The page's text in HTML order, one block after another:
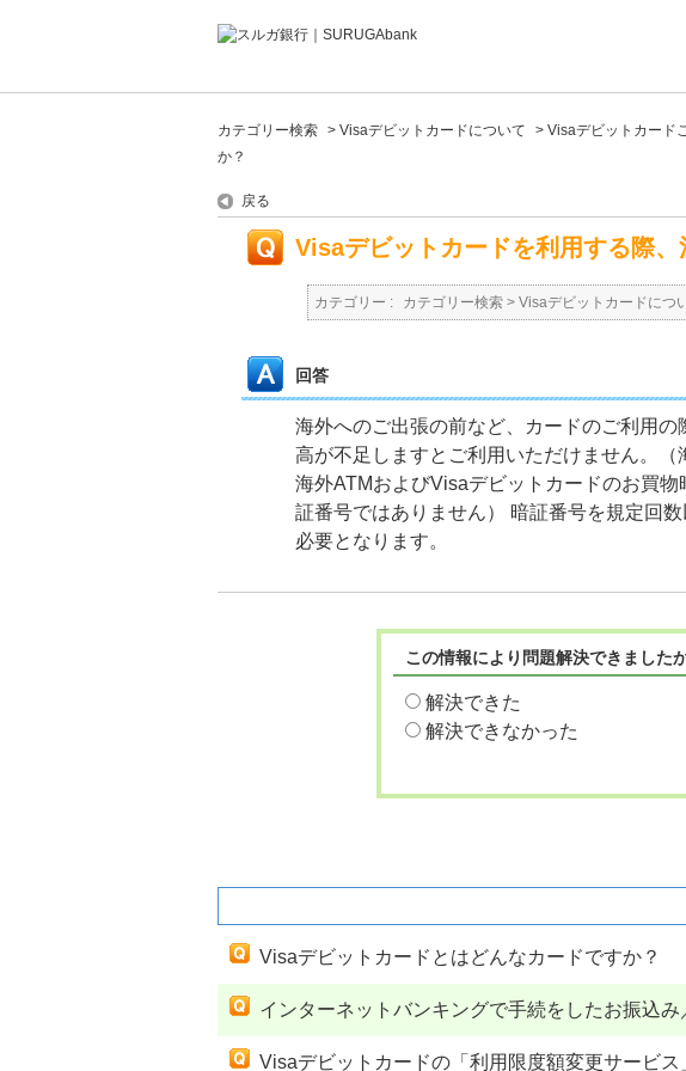
カテゴリー検索 > Visaデビットカードについて > Visaデビットカード
か？
戻る
Visaデビットカードを利用する際
カテゴリー : カテゴリー検索 > Visaデビットカードにつ
回答
海外へのご出張の前など、カードのご利用
高が不足しますとご利用いただけません。（
海外ATMおよびVisaデビットカードのお買
証番号ではありません） 暗証番号を規定回
必要となります。
この情報により問題解決できました
解決できた
解決できなかった
Visaデビットカードとはどんなカードですか？
インターネットバンキングで手続をしたお振込
Visaデビットカードの「利用限度額変更サービス